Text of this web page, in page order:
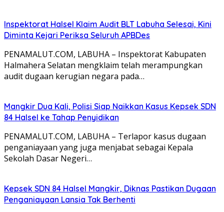
Inspektorat Halsel Klaim Audit BLT Labuha Selesai, Kini
Diminta Kejari Periksa Seluruh APBDes
PENAMALUT.COM, LABUHA – Inspektorat Kabupaten
Halmahera Selatan mengklaim telah merampungkan
audit dugaan kerugian negara pada…
Mangkir Dua Kali, Polisi Siap Naikkan Kasus Kepsek SDN
84 Halsel ke Tahap Penyidikan
PENAMALUT.COM, LABUHA – Terlapor kasus dugaan
penganiayaan yang juga menjabat sebagai Kepala
Sekolah Dasar Negeri…
Kepsek SDN 84 Halsel Mangkir, Diknas Pastikan Dugaan
Penganiayaan Lansia Tak Berhenti